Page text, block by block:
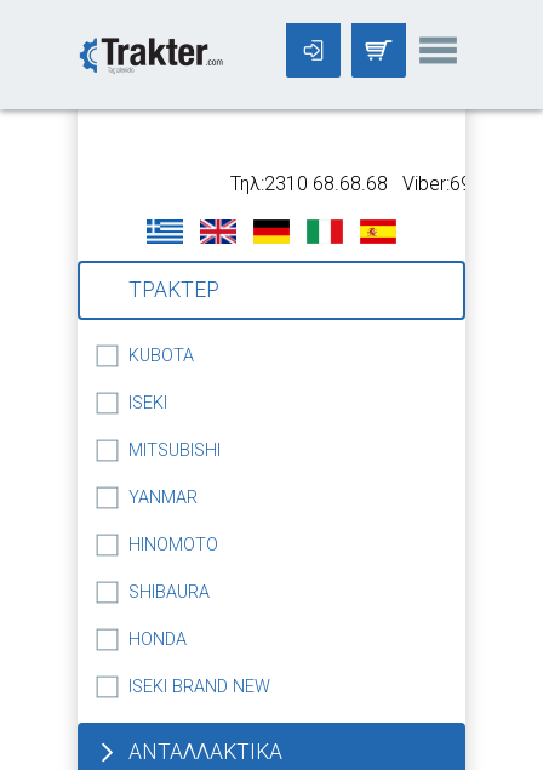
Τηλ:2310 68.68.68 Viber:699
ΤΡΑΚΤΕΡ
KUBOTA
ISEKI
MITSUBISHI
YANMAR
HINOMOTO
SHIBAURA
HONDA
ISEKI BRAND NEW
ΑΝΤΑΛΛΑΚΤΙΚΑ